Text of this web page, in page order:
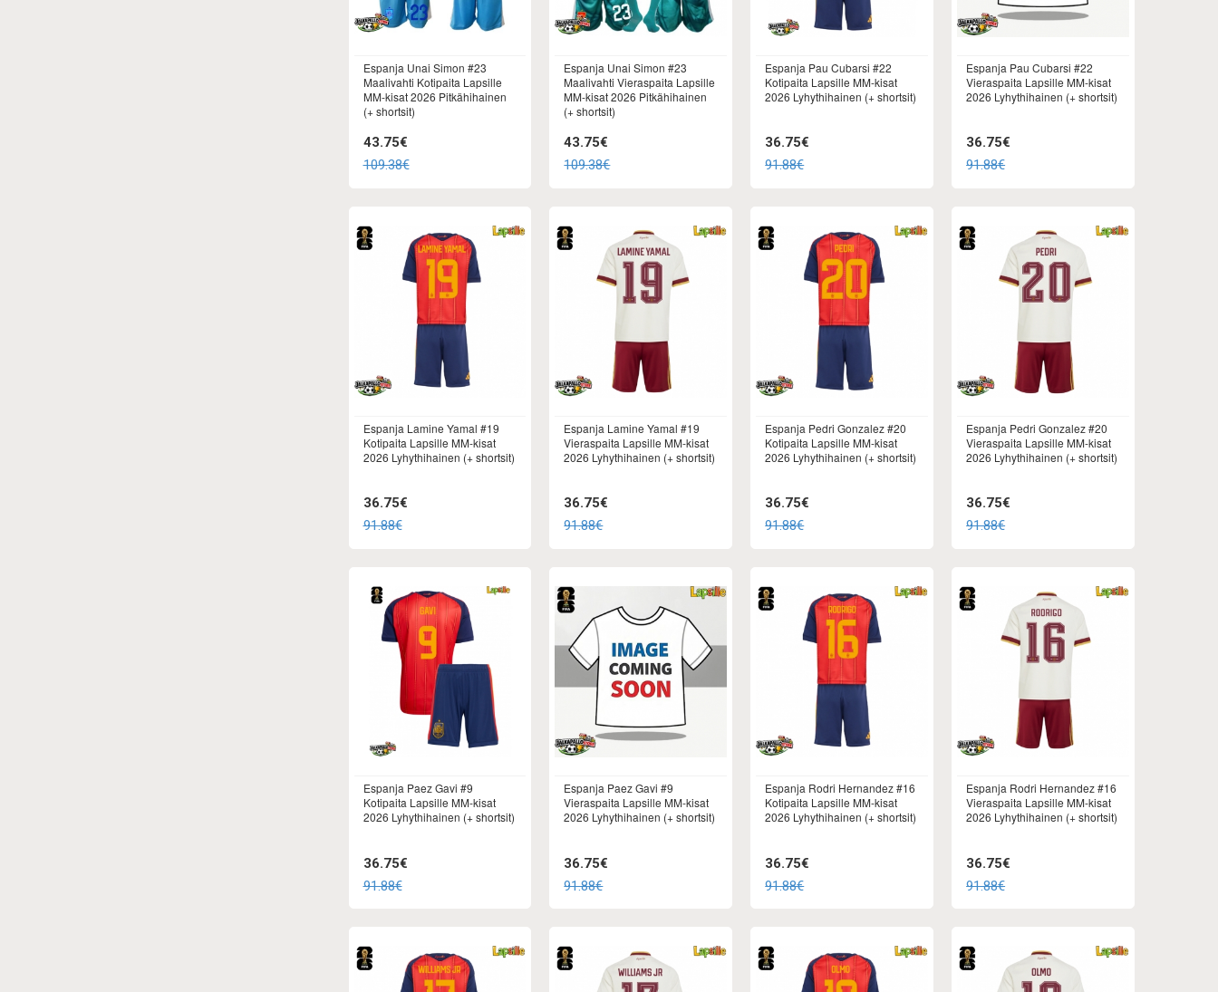
Espanja Unai Simon #23
Maalivahti Kotipaita Lapsille
MM-kisat 2026 Pitkähihainen
(+ shortsit)
43.75€
109.38€
Espanja Unai Simon #23
Maalivahti Vieraspaita Lapsille
MM-kisat 2026 Pitkähihainen
(+ shortsit)
43.75€
109.38€
Espanja Pau Cubarsi #22
Kotipaita Lapsille MM-kisat
2026 Lyhythihainen (+ shortsit)
36.75€
91.88€
Espanja Pau Cubarsi #22
Vieraspaita Lapsille MM-kisat
2026 Lyhythihainen (+ shortsit)
36.75€
91.88€
Espanja Lamine Yamal #19
Kotipaita Lapsille MM-kisat
2026 Lyhythihainen (+ shortsit)
36.75€
91.88€
Espanja Lamine Yamal #19
Vieraspaita Lapsille MM-kisat
2026 Lyhythihainen (+ shortsit)
36.75€
91.88€
Espanja Pedri Gonzalez #20
Kotipaita Lapsille MM-kisat
2026 Lyhythihainen (+ shortsit)
36.75€
91.88€
Espanja Pedri Gonzalez #20
Vieraspaita Lapsille MM-kisat
2026 Lyhythihainen (+ shortsit)
36.75€
91.88€
Espanja Paez Gavi #9
Kotipaita Lapsille MM-kisat
2026 Lyhythihainen (+ shortsit)
36.75€
91.88€
Espanja Paez Gavi #9
Vieraspaita Lapsille MM-kisat
2026 Lyhythihainen (+ shortsit)
36.75€
91.88€
Espanja Rodri Hernandez #16
Kotipaita Lapsille MM-kisat
2026 Lyhythihainen (+ shortsit)
36.75€
91.88€
Espanja Rodri Hernandez #16
Vieraspaita Lapsille MM-kisat
2026 Lyhythihainen (+ shortsit)
36.75€
91.88€